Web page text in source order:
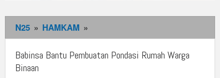
N25 » HAMKAM »
Bantu
Pembuatan
Babinsa Bantu Pembuatan Pondasi Rumah Warga
Binaan